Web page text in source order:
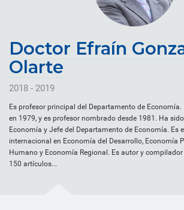
Doctor Efraín
Olarte
2018 - 2019
Es profesor principal del Departamento de Economía.
en 1979, y es profesor nombrado desde 1981. Ha
Economía y Jefe del Departamento de Economía. Es
internacional en Economía del Desarrollo, Economía
Humano y Economía Regional. Es autor y
150 artículos...